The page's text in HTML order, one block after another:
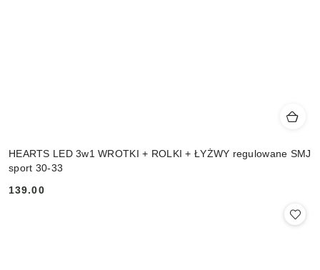
HEARTS LED 3w1 WROTKI + ROLKI + ŁYŻWY regulowane SMJ
sport 30-33
Cena:
139.00